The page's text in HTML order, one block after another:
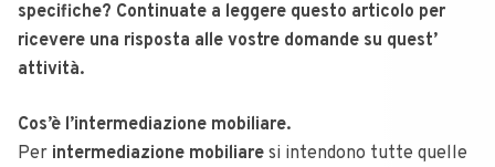
specifiche? Continuate a leggere questo articolo per
ricevere una risposta alle vostre domande su quest’
attività.
Cos’è l’intermediazione mobiliare.
Per intermediazione mobiliare si intendono tutte quelle